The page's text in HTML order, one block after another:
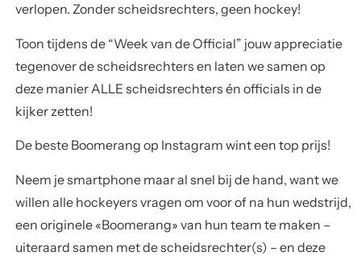
verlopen. Zonder scheidsrechters, geen hockey!
Toon tijdens de “Week van de Official” jouw appreciatie
tegenover de scheidsrechters en laten we samen op
deze manier ALLE scheidsrechters én officials in de
kijker zetten!
De beste Boomerang op Instagram wint een top prijs!
Neem je smartphone maar al snel bij de hand, want we
willen alle hockeyers vragen om voor of na hun wedstrijd,
een originele «Boomerang» van hun team te maken –
uiteraard samen met de scheidsrechter(s) – en deze